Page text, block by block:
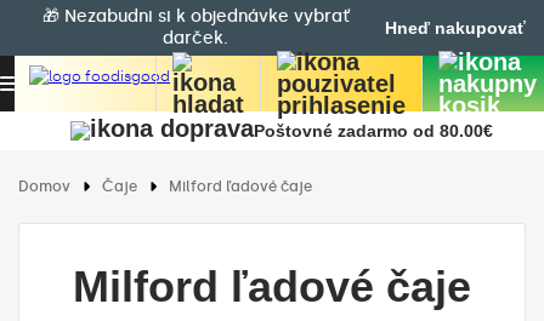
🎁 Nezabudni si k objednávke vybrať
darček.
Hneď nakupovať
Poštovné zadarmo od 80.00€
Domov Čaje Milford ľadové čaje
Milford ľadové čaje